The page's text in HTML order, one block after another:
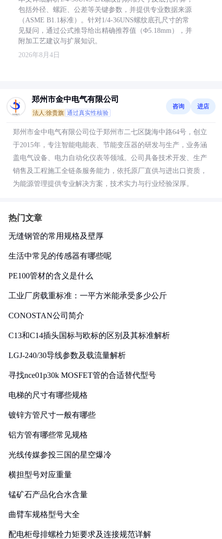
包括外径、螺距、公差等关键参数，并提供专业数据来源
（ASME B1.1标准）。针对1/4-36UNS螺纹底孔尺寸的常
见疑问，通过公式推导给出精确推荐值（Φ5.18mm），并
附加工艺建议与扩展知识。
2026年8月4日
郑州市金中电气有限公司
法人:徐贵旗 通过真实性核验
咨询 进店
郑州市金中电气有限公司位于郑州市二七区陇海中路64号，创立
于2015年，专注智能电能表、节能变压器的研发与生产，业务涵
盖电气设备、电力自动化仪表等领域。公司具备技术开发、生产
销售及工程施工全链条服务能力，依托原厂直供与进出口资质，
为能源管理提供专业解决方案，技术实力与行业经验深厚。
热门文章
无缝钢管的常用规格及壁厚
生活中常见的传感器有哪些呢
PE100管材的含义是什么
工业厂房载重标准：一平方米能承受多少公斤
CONOSTAN公司简介
C13和C14插头国标与欧标的区别及其标准解析
LGJ-240/30导线参数及载流量解析
寻找nce01p30k MOSFET管的合适替代型号
电梯的尺寸有哪些规格
镀锌方管尺寸一般有哪些
铝方管有哪些常见规格
光线传媒参投三国的星空爆冷
横担型号对应重量
锰矿石产品化合水含量
曲臂车规格型号大全
配电柜母排螺栓力矩要求及连接规范详解